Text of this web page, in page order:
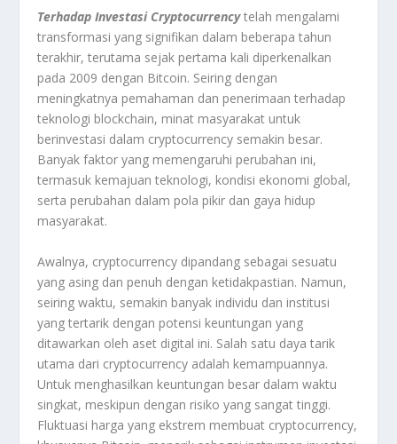
Terhadap Investasi Cryptocurrencytelah mengalami
transformasi yang signifikan dalam beberapa tahun
terakhir, terutama sejak pertama kali diperkenalkan
pada 2009 dengan Bitcoin. Seiring dengan
meningkatnya pemahaman dan penerimaan terhadap
teknologi blockchain, minat masyarakat untuk
berinvestasi dalam cryptocurrency semakin besar.
Banyak faktor yang memengaruhi perubahan ini,
termasuk kemajuan teknologi, kondisi ekonomi global,
serta perubahan dalam pola pikir dan gaya hidup
masyarakat.
Awalnya, cryptocurrency dipandang sebagai sesuatu
yang asing dan penuh dengan ketidakpastian. Namun,
seiring waktu, semakin banyak individu dan institusi
yang tertarik dengan potensi keuntungan yang
ditawarkan oleh aset digital ini. Salah satu daya tarik
utama dari cryptocurrency adalah kemampuannya.
Untuk menghasilkan keuntungan besar dalam waktu
singkat, meskipun dengan risiko yang sangat tinggi.
Fluktuasi harga yang ekstrem membuat cryptocurrency,